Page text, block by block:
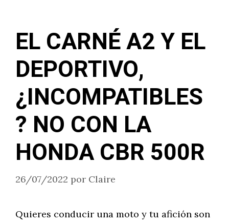
EL CARNÉ A2 Y EL
DEPORTIVO,
¿INCOMPATIBLES
? NO CON LA
HONDA CBR 500R
26/07/2022 por Claire
Quieres conducir una moto y tu afición son